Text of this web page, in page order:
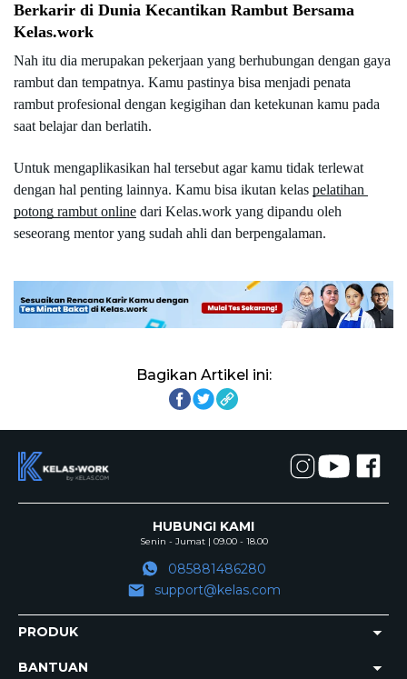
Berkarir di Dunia Kecantikan Rambut Bersama
Kelas.work
Nah itu dia merupakan pekerjaan yang berhubungan dengan gaya
rambut dan tempatnya. Kamu pastinya bisa menjadi penata
rambut profesional dengan kegigihan dan ketekunan kamu pada
saat belajar dan berlatih.
Untuk mengaplikasikan hal tersebut agar kamu tidak terlewat
dengan hal penting lainnya. Kamu bisa ikutan kelas pelatihan
potong rambut online dari Kelas.work yang dipandu oleh
seseorang mentor yang sudah ahli dan berpengalaman.
Bagikan Artikel ini:
HUBUNGI KAMI
Senin - Jumat | 09.00 - 18.00
085881486280
support@kelas.com
PRODUK
BANTUAN